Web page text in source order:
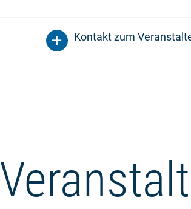
Kontakt zum